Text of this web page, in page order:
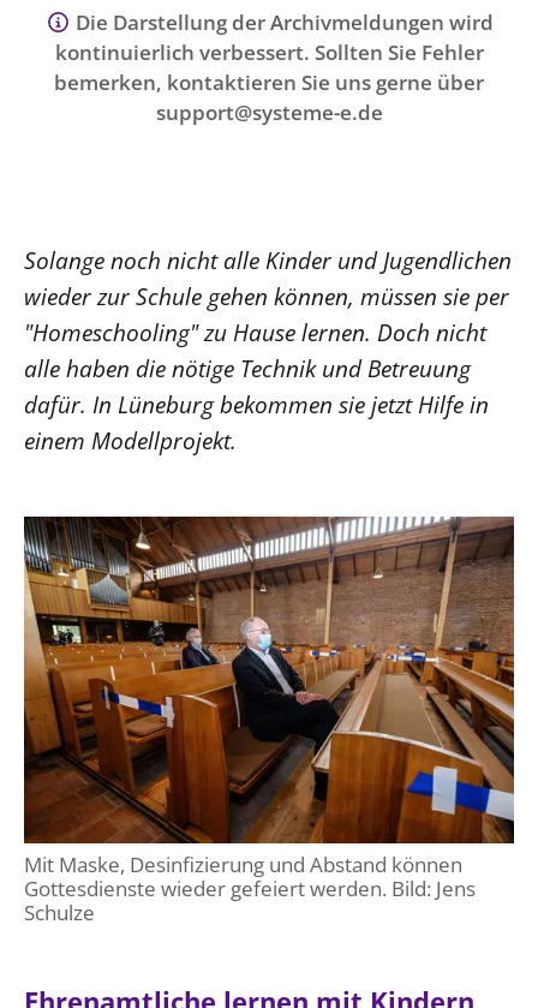
Die Darstellung der Archivmeldungen wird
kontinuierlich verbessert. Sollten Sie Fehler
bemerken, kontaktieren Sie uns gerne über
support@systeme-e.de
Solange noch nicht alle Kinder und Jugendlichen
wieder zur Schule gehen können, müssen sie per
"Homeschooling" zu Hause lernen. Doch nicht
alle haben die nötige Technik und Betreuung
dafür. In Lüneburg bekommen sie jetzt Hilfe in
einem Modellprojekt.
Mit Maske, Desinfizierung und Abstand können
Gottesdienste wieder gefeiert werden. Bild: Jens
Schulze
Kirche und Finanzen
Personalausschuss
Abteilungen des Landeskirchenamts
Rechnungsprüfungsamt
Fachstelle Sexualisierte Gewalt
Beschwerdestellen
Kirchenämter
Gleichstellung
Geschäftsstelle Landessynode
LANDESSYNODE
27. Landessynode
Kontakt
Hintergrund
MITARBEIT
Ehrenamt
Beruf
Freie Stellen
SERVICE
Evangelische Kirche
Lutherische Kirche
Glaubensbekenntnis
Gegen Gewalt
KLIMASCHUTZ
Nachhaltigkeit
Naturschutz
Gebäude
Impressum
Datenschutz
Service für Gemeinden
Suche